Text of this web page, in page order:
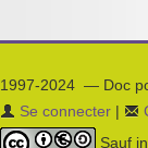
1997-2024 — Doc
Se connecter|
Sauf